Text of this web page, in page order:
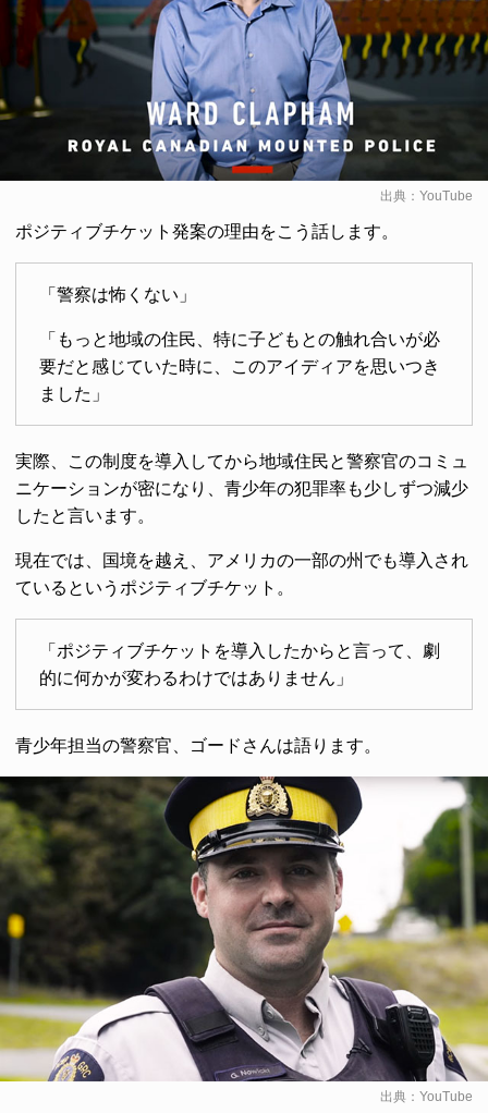
出典： YouTube
ポジティブチケット発案の理由をこう話します。
「警察は怖くない」
「もっと地域の住民、特に子どもとの触れ合いが必
要だと感じていた時に、このアイディアを思いつき
ました」
実際、この制度を導入してから地域住民と警察官のコミュ
ニケーションが密になり、青少年の犯罪率も少しずつ減少
したと言います。
現在では、国境を越え、アメリカの一部の州でも導入され
ているというポジティブチケット。
「ポジティブチケットを導入したからと言って、劇
的に何かが変わるわけではありません」
青少年担当の警察官、ゴードさんは語ります。
出典： YouTube